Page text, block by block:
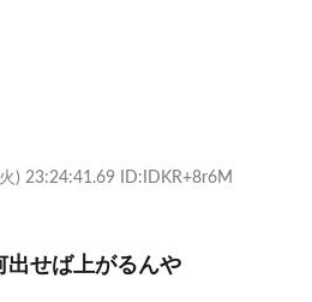
) 23:24:41.69 ID:IDKR+8r6M
出せば上がるんや